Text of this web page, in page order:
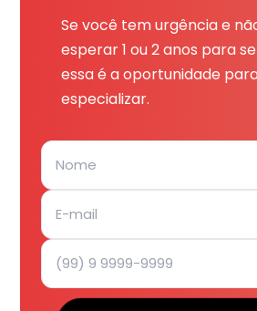
Se você tem urgência e
esperar 1 ou 2 anos para
essa é a oportunidade
especializar.